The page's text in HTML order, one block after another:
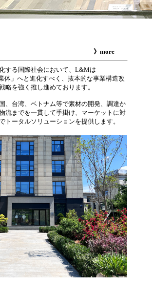
》more
する国際社会において、L&Mは
体」へと進化すべく、抜本的な事業構造改
略を強く推し進めております。
、台湾、ベトナム等で素材の開発、調達か
流までを一貫して手掛け、マーケットに対
トータルソリューションを提供します。